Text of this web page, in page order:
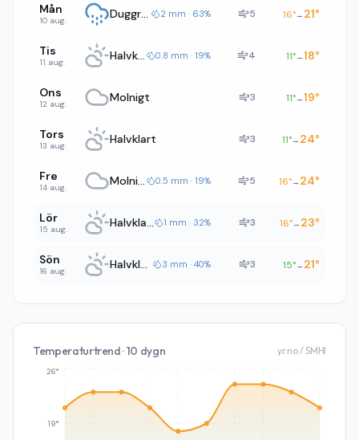
Mån
10 aug. Duggregn 2 mm · 63% 5 16°→ 21°
Tis
11 aug. Halvklart 0.8 mm · 19% 4 11°→18°
Ons
12 aug. Molnigt 3 11°→19°
Tors
13 aug. Halvklart 3 11°→ 24°
Fre
14 aug. Molnigt 0.5 mm · 19% 5 16°→ 24°
Lör
15 aug. Halvklart 1 mm · 32% 3 16°→ 23°
Sön
16 aug. Halvklart 3 mm · 40% 3 15°→ 21°
Temperaturtrend · 10 dygn yr.no / SMHI
19°
26°